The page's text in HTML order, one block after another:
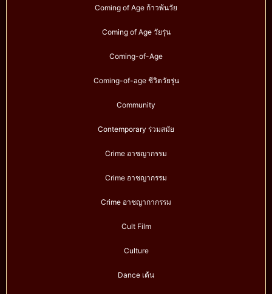
Coming of Age ก้าวพ้นวัย
Coming of Age วัยรุ่น
Coming-of-Age
Coming-of-age ชีวิตวัยรุ่น
Community
Contemporary ร่วมสมัย
Crime อาชญากรรม
Crime อาชญากรรม
Crime อาชญากากรรม
Cult Film
Culture
Dance เต้น